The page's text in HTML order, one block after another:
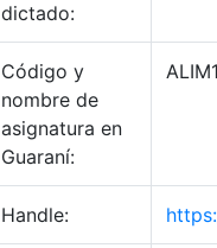
dictado:
Código y
nombre de
asignatura en
Guaraní:
Handle: